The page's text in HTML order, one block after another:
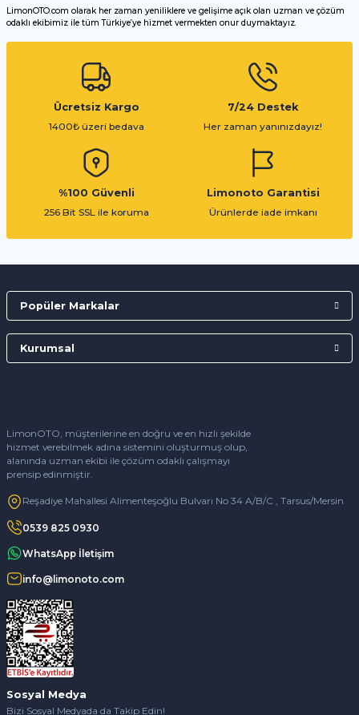
LimonOTO.com olarak her zaman yeniliklere ve gelişime açık olan uzman ve çözüm
odaklı ekibimiz ile tüm Türkiye’ye hizmet vermekten onur duymaktayız.
Ücretsiz Kargo
1400₺ üzeri bedava
7/24 Destek
Her zaman yanınızdayız!
%100 Güvenli
256 Bit SSL ile koruma
Limonoto Garantisi
Ürünlerde iade imkanı
LimonOTO, müşterilerine en doğru ve en hızlı şekilde
hizmet verebilmek adına sistemini oluşturmuş olup,
alanında uzman ekibi ile çözüm odaklı çalışmayı
prensip edinmiştir.
Reşadiye Mahallesi Alimenteşoğlu Bulvarı No 34 A/B/C , Tarsus/Mersin
0539 825 0930
WhatsApp İletişim
info@limonoto.com
Popüler Markalar
Kurumsal
Sosyal Medya
Bizi Sosyal Medyada da Takip Edin!